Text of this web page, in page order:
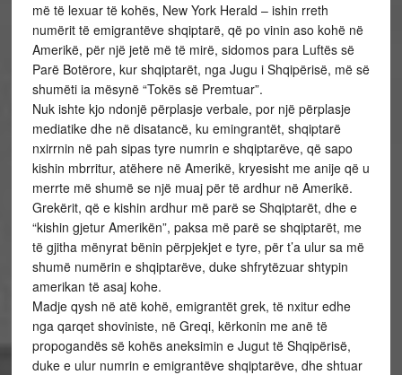
më të lexuar të kohës, New York Herald – ishin rreth
numërit të emigrantëve shqiptarë, që po vinin aso kohë në
Amerikë, për një jetë më të mirë, sidomos para Luftës së
Parë Botërore, kur shqiptarët, nga Jugu i Shqipërisë, më së
shumëti ia mësynë “Tokës së Premtuar”.
Nuk ishte kjo ndonjë përplasje verbale, por një përplasje
mediatike dhe në disatancë, ku emingrantët, shqiptarë
nxirrnin në pah sipas tyre numrin e shqiptarëve, që sapo
kishin mbrritur, atëhere në Amerikë, kryesisht me anije që u
merrte më shumë se një muaj për të ardhur në Amerikë.
Grekërit, që e kishin ardhur më parë se Shqiptarët, dhe e
“kishin gjetur Amerikën”, paksa më parë se shqiptarët, me
të gjitha mënyrat bënin përpjekjet e tyre, për t’a ulur sa më
shumë numërin e shqiptarëve, duke shfrytëzuar shtypin
amerikan të asaj kohe.
Madje qysh në atë kohë, emigrantët grek, të nxitur edhe
nga qarqet shoviniste, në Greqi, kërkonin me anë të
propogandës së kohës aneksimin e Jugut të Shqipërisë,
duke e ulur numrin e emigrantëve shqiptarëve, dhe shtuar